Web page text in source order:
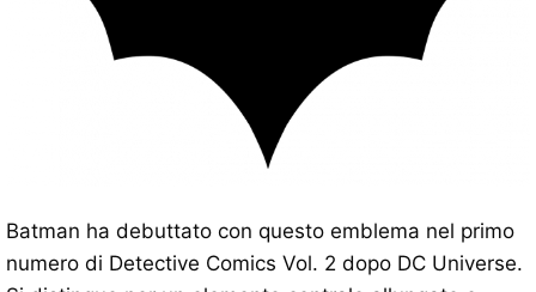
Batman ha debuttato con questo emblema nel primo
numero di Detective Comics Vol. 2 dopo DC Universe.